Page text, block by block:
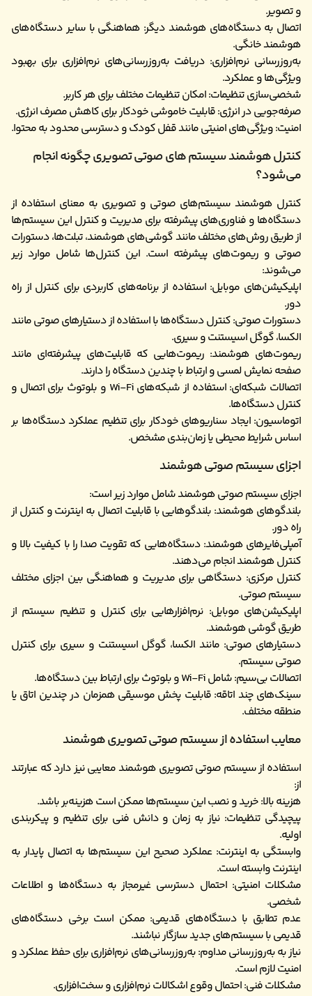
و تصویر.
اتصال به دستگاه‌های هوشمند دیگر: هماهنگی با سایر دستگاه‌های
هوشمند خانگی.
به‌روزرسانی نرم‌افزاری: دریافت به‌روزرسانی‌های نرم‌افزاری برای بهبود
ویژگی‌ها و عملکرد.
شخصی‌سازی تنظیمات: امکان تنظیمات مختلف برای هر کاربر.
صرفه‌جویی در انرژی: قابلیت خاموشی خودکار برای کاهش مصرف انرژی.
امنیت: ویژگی‌های امنیتی مانند قفل کودک و دسترسی محدود به محتوا.
کنترل هوشمند سیستم های صوتی تصویری چگونه انجام
می‌شود؟
کنترل هوشمند سیستم‌های صوتی و تصویری به معنای استفاده از
دستگاه‌ها و فناوری‌های پیشرفته برای مدیریت و کنترل این سیستم‌ها
از طریق روش‌های مختلف مانند گوشی‌های هوشمند، تبلت‌ها، دستورات
صوتی و ریموت‌های پیشرفته است. این کنترل‌ها شامل موارد زیر
می‌شوند:
اپلیکیشن‌های موبایل: استفاده از برنامه‌های کاربردی برای کنترل از راه
دور.
دستورات صوتی: کنترل دستگاه‌ها با استفاده از دستیارهای صوتی مانند
الکسا، گوگل اسیستنت و سیری.
ریموت‌های هوشمند: ریموت‌هایی که قابلیت‌های پیشرفته‌ای مانند
صفحه نمایش لمسی و ارتباط با چندین دستگاه را دارند.
اتصالات شبکه‌ای: استفاده از شبکه‌های Wi-Fi و بلوتوث برای اتصال و
کنترل دستگاه‌ها.
اتوماسیون: ایجاد سناریوهای خودکار برای تنظیم عملکرد دستگاه‌ها بر
اساس شرایط محیطی یا زمان‌بندی مشخص.
اجزای سیستم صوتی هوشمند
اجزای سیستم صوتی هوشمند شامل موارد زیر است:
بلندگوهای هوشمند: بلندگوهایی با قابلیت اتصال به اینترنت و کنترل از
راه دور.
آمپلی‌فایرهای هوشمند: دستگاه‌هایی که تقویت صدا را با کیفیت بالا و
کنترل هوشمند انجام می‌دهند.
کنترل مرکزی: دستگاهی برای مدیریت و هماهنگی بین اجزای مختلف
سیستم صوتی.
اپلیکیشن‌های موبایل: نرم‌افزارهایی برای کنترل و تنظیم سیستم از
طریق گوشی هوشمند.
دستیارهای صوتی: مانند الکسا، گوگل اسیستنت و سیری برای کنترل
صوتی سیستم.
اتصالات بی‌سیم: شامل Wi-Fi و بلوتوث برای ارتباط بین دستگاه‌ها.
سینک‌های چند اتاقه: قابلیت پخش موسیقی همزمان در چندین اتاق یا
منطقه مختلف.
معایب استفاده از سیستم صوتی تصویری هوشمند
استفاده از سیستم صوتی تصویری هوشمند معایبی نیز دارد که عبارتند
از:
هزینه بالا: خرید و نصب این سیستم‌ها ممکن است هزینه‌بر باشد.
پیچیدگی تنظیمات: نیاز به زمان و دانش فنی برای تنظیم و پیکربندی
اولیه.
وابستگی به اینترنت: عملکرد صحیح این سیستم‌ها به اتصال پایدار به
اینترنت وابسته است.
مشکلات امنیتی: احتمال دسترسی غیرمجاز به دستگاه‌ها و اطلاعات
شخصی.
عدم تطابق با دستگاه‌های قدیمی: ممکن است برخی دستگاه‌های
قدیمی با سیستم‌های جدید سازگار نباشند.
نیاز به به‌روزرسانی مداوم: به‌روزرسانی‌های نرم‌افزاری برای حفظ عملکرد و
امنیت لازم است.
مشکلات فنی: احتمال وقوع اشکالات نرم‌افزاری و سخت‌افزاری.